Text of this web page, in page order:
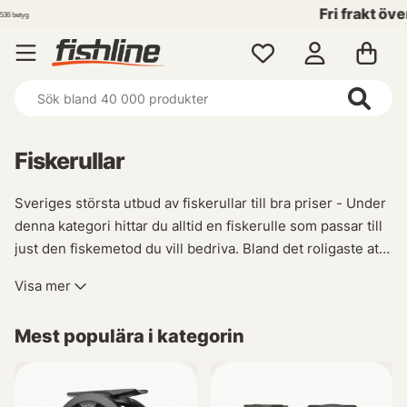
Fiskerullar
Sveriges största utbud av fiskerullar till bra priser - Under
denna kategori hittar du alltid en fiskerulle som passar till
just den fiskemetod du vill bedriva. Bland det roligaste att
själva tycker det är kul med rullar men även för att kunna
av våra rullarna hittar du ingen annanstans i Sverige.
Visa mer
Mest populära i kategorin